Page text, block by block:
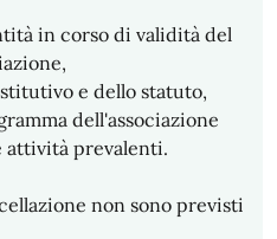
in corso di validità del
e dello statuto,
dell'associazione
attività prevalenti.
non sono previsti